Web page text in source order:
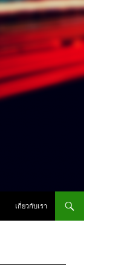
เกี่ยวกับเรา